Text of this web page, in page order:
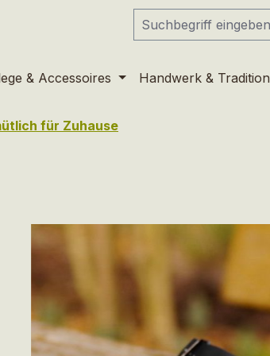
& Accessoires Handwerk & Tradition
für Zuhause